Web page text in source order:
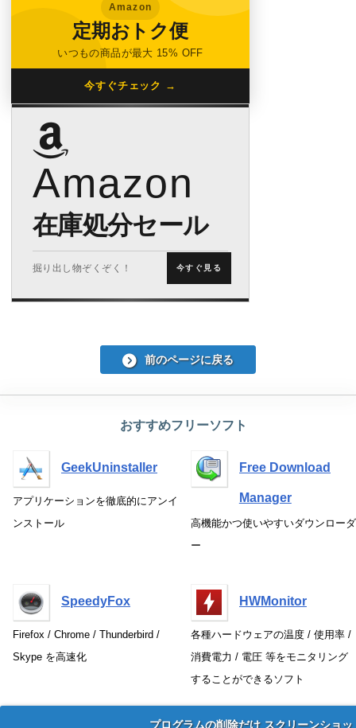
Amazon
定期おトク便
いつもの商品が最大 15% OFF
今すぐチェック →
Amazon
在庫処分セール
掘り出し物ぞくぞく！ 今すぐ見る
前のページに戻る
おすすめフリーソフト
GeekUninstaller
アプリケーションを徹底的にアンイ
ンストール
Free Download
Manager
高機能かつ使いやすいダウンローダ
ー
SpeedyFox
Firefox / Chrome / Thunderbird /
Skype を高速化
HWMonitor
各種ハードウェアの温度 / 使用率 /
消費電力 / 電圧 等をモニタリング
することができるソフト
プログラムの削除だけ スクリーンショッ